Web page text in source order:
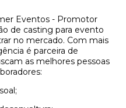
Eventos - Promotor
de casting para evento
no mercado. Com mais
é parceira de
as melhores pessoas